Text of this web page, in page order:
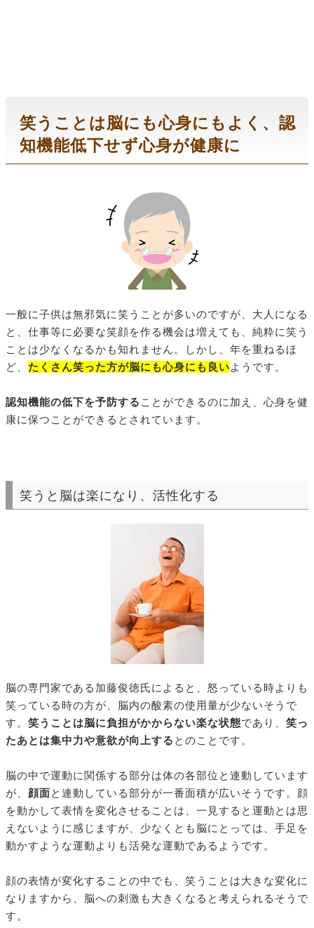
笑うことは脳にも心身にもよく、認
知機能低下せず心身が健康に
一般に子供は無邪気に笑うことが多いのですが、大人になる
と、仕事等に必要な笑顔を作る機会は増えても、純粋に笑う
ことは少なくなるかも知れません。しかし、年を重ねるほ
ど、 たくさん笑った方が脳にも心身にも良いようです。
認知機能の低下を予防する ことができるのに加え、心身を健
康に保つことができるとされています。
笑うと脳は楽になり、活性化する
脳の専門家である加藤俊徳氏によると、怒っている時よりも
笑っている時の方が、脳内の酸素の使用量が少ないそうで
す。 笑うことは脳に負担がかからない楽な状態であり、 笑っ
たあとは集中力や意欲が向上する とのことです。
脳の中で運動に関係する部分は体の各部位と連動しています
が、 顔面と連動している部分が一番面積が広いそうです。顔
を動かして表情を変化させることは、一見すると運動とは思
えないように感じますが、少なくとも脳にとっては、手足を
動かすような運動よりも活発な運動であるようです。
顔の表情が変化することの中でも、笑うことは大きな変化に
なりますから、脳への刺激も大きくなると考えられるそうで
す。